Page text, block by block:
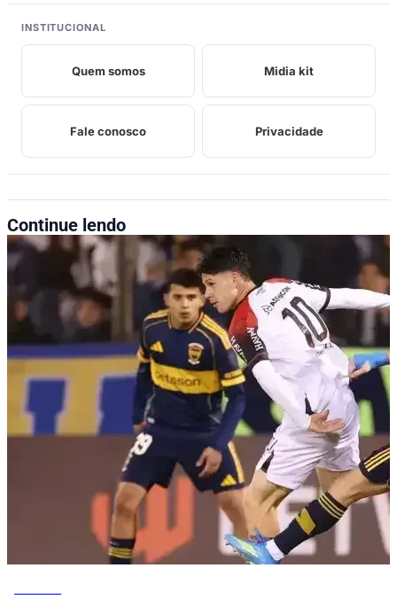
INSTITUCIONAL
Quem somos Midia kit
Fale conosco Privacidade
Continue lendo